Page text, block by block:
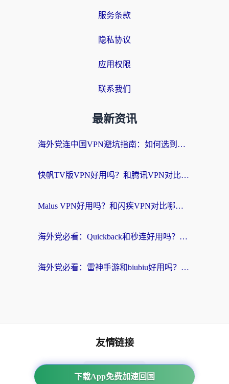
服务条款
隐私协议
应用权限
联系我们
最新资讯
海外党连中国VPN避坑指南：如何选到真正能无缝刷国内资源的加速器？
快帆TV版VPN好用吗？和腾讯VPN对比哪个回国效果更好？海外党必看的真实体验指南
Malus VPN好用吗？和闪疾VPN对比哪个回国效果更好？海外华人的实用避坑指南
海外党必看：Quickback和秒连好用吗？3步选对回国加速器，无缝刷国内资源
海外党必看：雷神手游和biubiu好用吗？3招选对回国加速器无缝刷国内资源
下载App免费加速回国
友情链接
海外回国加速器